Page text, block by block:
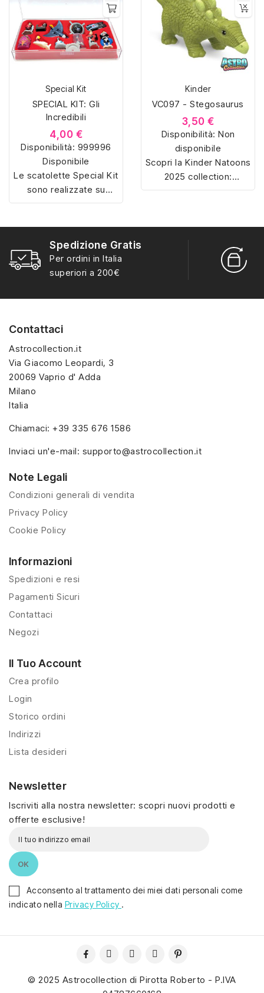
vellutino rosso e offrono
soluzioni eleganti e
pratiche per organizzare
e mostrare la tua
collezione di sorpresine.
soluzioni eleganti e
pratiche per organizzare
e mostrare la tua
collezione di sorpresine.
Special Kit
SPECIAL KIT: Gli
Incredibili
4,00 €
Disponibilità: 999996
Disponibile
Le scatolette Special Kit
sono realizzate su
misura con materiali di
vellutino rosso e offrono
soluzioni eleganti e
pratiche per organizzare
collezione di sorpresine.
Kinder
VC097 - Stegosaurus
3,50 €
Disponibilità: Non
disponibile
Scopri la Kinder Natoons
2025 collection:
dinosauri e animali
Spedizione Gratis
Per ordini in Italia
superiori a 200€
Contattaci
Astrocollection.it
Via Giacomo Leopardi, 3
20069 Vaprio d' Adda
Milano
Italia
Chiamaci: +39 335 676 1586
Inviaci un'e-mail: supporto@astrocollection.it
Note Legali
Condizioni generali di vendita
Privacy Policy
Cookie Policy
Informazioni
Spedizioni e resi
Pagamenti Sicuri
Contattaci
Negozi
Il Tuo Account
Crea profilo
Login
Storico ordini
Indirizzi
Lista desideri
Newsletter
Iscriviti alla nostra newsletter: scopri nuovi prodotti e
offerte esclusive!
Acconsento al trattamento dei miei dati personali come
indicato nella Privacy Policy .
© 2025 Astrocollection di Pirotta Roberto - P.IVA